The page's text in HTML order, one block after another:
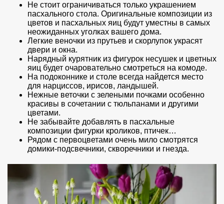
Не стоит ограничиваться только украшением
пасхального стола. Оригинальные композиции из
цветов и пасхальных яиц будут уместны в самых
неожиданных уголках вашего дома.
Легкие веночки из прутьев и скорлупок украсят
двери и окна.
Нарядный курятник из фигурок несушек и цветных
яиц будет очаровательно смотреться на комоде.
На подоконнике и столе всегда найдется место
для нарциссов, ирисов, ландышей.
Нежные веточки с зелеными почками особенно
красивы в сочетании с тюльпанами и другими
цветами.
Не забывайте добавлять в пасхальные
композиции фигурки кроликов, птичек…
Рядом с первоцветами очень мило смотрятся
домики-подсвечники, скворечники и гнезда.